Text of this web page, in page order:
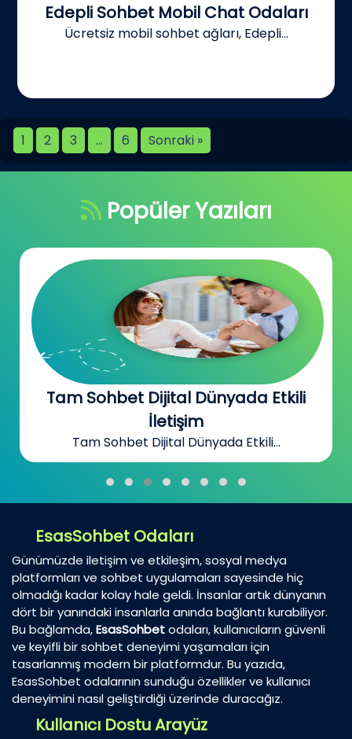
Edepli Sohbet Mobil Chat Odaları
Ücretsiz mobil sohbet ağları, Edepli...
1 2 3 … 6 Sonraki »
Popüler Yazıları
Tam Sohbet Dijital Dünyada Etkili
İletişim
Tam Sohbet Dijital Dünyada Etkili...
EsasSohbet Odaları
Günümüzde iletişim ve etkileşim, sosyal medya
platformları ve sohbet uygulamaları sayesinde hiç
olmadığı kadar kolay hale geldi. İnsanlar artık dünyanın
dört bir yanındaki insanlarla anında bağlantı kurabiliyor.
Bu bağlamda,EsasSohbetodaları, kullanıcıların güvenli
ve keyifli bir sohbet deneyimi yaşamaları için
tasarlanmış modern bir platformdur. Bu yazıda,
EsasSohbet odalarının sunduğu özellikler ve kullanıcı
deneyimini nasıl geliştirdiği üzerinde duracağız.
Kullanıcı Dostu Arayüz